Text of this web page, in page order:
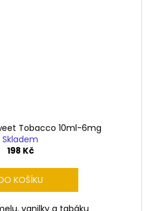
Tobacco 10ml-6mg
Skladem
198 Kč
KOŠÍKU
vanilky a tabáku